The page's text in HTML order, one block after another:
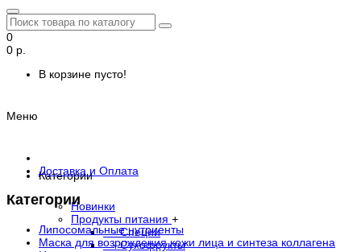
0
0 р.
В корзине пусто!
Меню
Категории
Новинки
Продукты питания +
- Специи
- Сухофрукты
Доставка и Оплата
Категории
Липосомальные нутриенты
Маска для возрождения кожи лица и синтеза коллагена